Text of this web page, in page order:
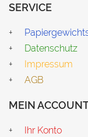
SERVICE
Datenschutz
Impressum
AGB
MEIN
Ihr Konto